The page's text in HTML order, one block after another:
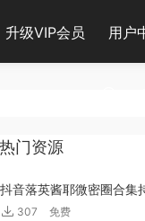
升级VIP会员 用户
热门资源
抖音落英酱耶微密圈合集
307 免费